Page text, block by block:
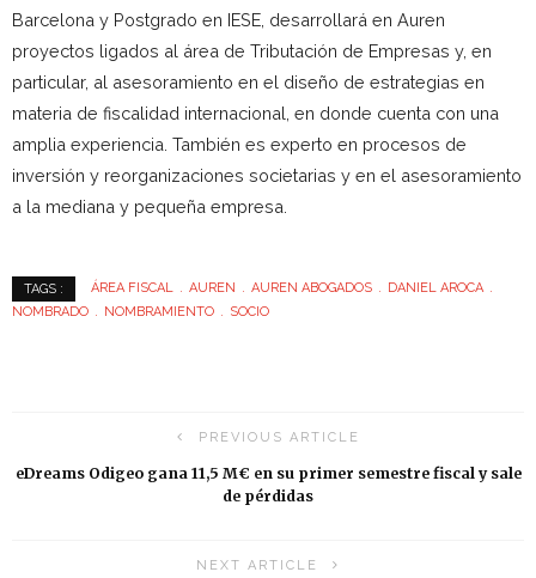
Barcelona y Postgrado en IESE, desarrollará en Auren
proyectos ligados al área de Tributación de Empresas y, en
particular, al asesoramiento en el diseño de estrategias en
materia de fiscalidad internacional, en donde cuenta con una
amplia experiencia. También es experto en procesos de
inversión y reorganizaciones societarias y en el asesoramiento
a la mediana y pequeña empresa.
TAGS : ÁREA FISCAL AUREN AUREN ABOGADOS
DANIEL AROCA
NOMBRADO
NOMBRAMIENTO SOCIO
PREVIOUS ARTICLE
eDreams Odigeo gana 11,5 M€ en su primer semestre fiscal y sale
de pérdidas
NEXT ARTICLE